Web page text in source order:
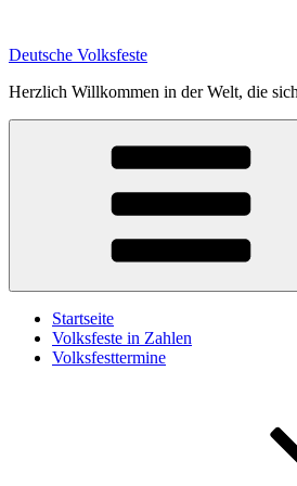
springen
Deutsche Volksfeste
Herzlich Willkommen in der Welt, die
Startseite
Volksfeste in Zahlen
Volksfesttermine